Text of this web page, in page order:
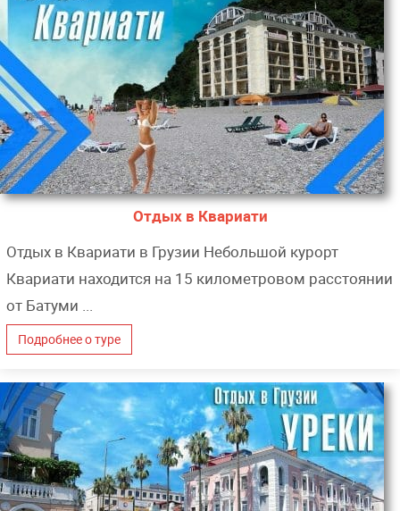
Отдых в Квариати
Отдых в Квариати в Грузии Небольшой курорт
Квариати находится на 15 километровом расстоянии
от Батуми ...
Подробнее о туре